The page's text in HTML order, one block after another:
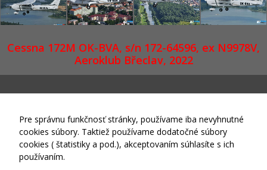
Cessna 172M OK-BVA, s/n 172-64596, ex N9978V,
Aeroklub Břeclav, 2022
FlexIT WP
Pre správnu funkčnosť stránky, používame iba nevyhnutné
cookies súbory. Taktiež používame dodatočné súbory
cookies ( štatistiky a pod.), akceptovaním súhlasíte s ich
používaním.
umožňujú
pohybovať
stránke a
funkcie.
cookies
žiadne
informácie o
vás, ktoré by
sa dali použiť
na marketing